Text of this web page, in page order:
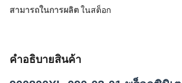
สามารถในการผลิตในสต็อก
คําอธิบายสินค้า